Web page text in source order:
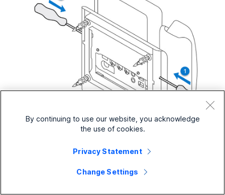
Tehničko crtanje WMK-a
By continuing to use our website, you acknowledge
the use of cookies.
Privacy Statement
Change Settings